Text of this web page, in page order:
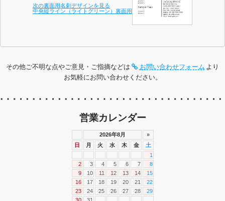
次の裏面用名刺デザインを見る
中央縦ライン（ライトグリーン）裏面用
その他ご不明な点やご意見・ご指摘などは お問い合わせフォーム より
お気軽にお問い合わせください。
営業カレンダー